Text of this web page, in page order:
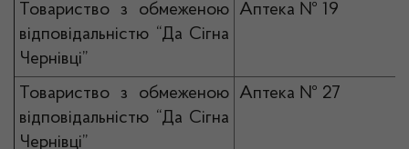
Товариство з обмеженою
відповідальністю “Да Сігна
Чернівці”
Аптека № 19
Товариство з обмеженою
відповідальністю “Да Сігна
Чернівці”
Аптека № 27